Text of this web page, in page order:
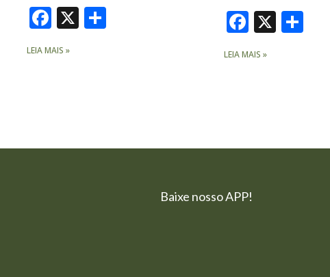
Facebook
X
LEIA MAIS »
X
LEIA MAIS »
Baixe nosso APP!